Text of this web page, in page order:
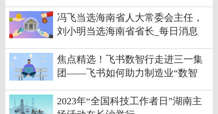
冯飞当选海南省人大常委会主任，
刘小明当选海南省省长_每日消息
焦点精选！飞书数智行走进三一集
团——飞书如何助力制造业“数智
2023年“全国科技工作者日”湖南主